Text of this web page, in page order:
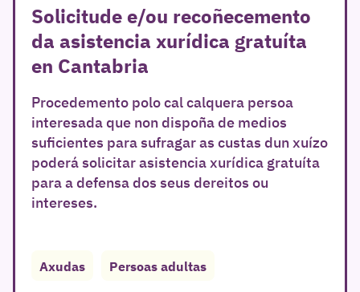
Solicitude e/ou recoñecemento
da asistencia xurídica gratuíta
en Cantabria
Procedemento polo cal calquera persoa
interesada que non dispoña de medios
suficientes para sufragar as custas dun xuízo
poderá solicitar asistencia xurídica gratuíta
para a defensa dos seus dereitos ou
intereses.
Axudas Persoas adultas